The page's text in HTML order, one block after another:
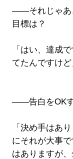
――それじゃあ
目標は？
「はい、達成
てたんですけど
――告白をOKす
「決め手はあ
にそれが大事
はありますが